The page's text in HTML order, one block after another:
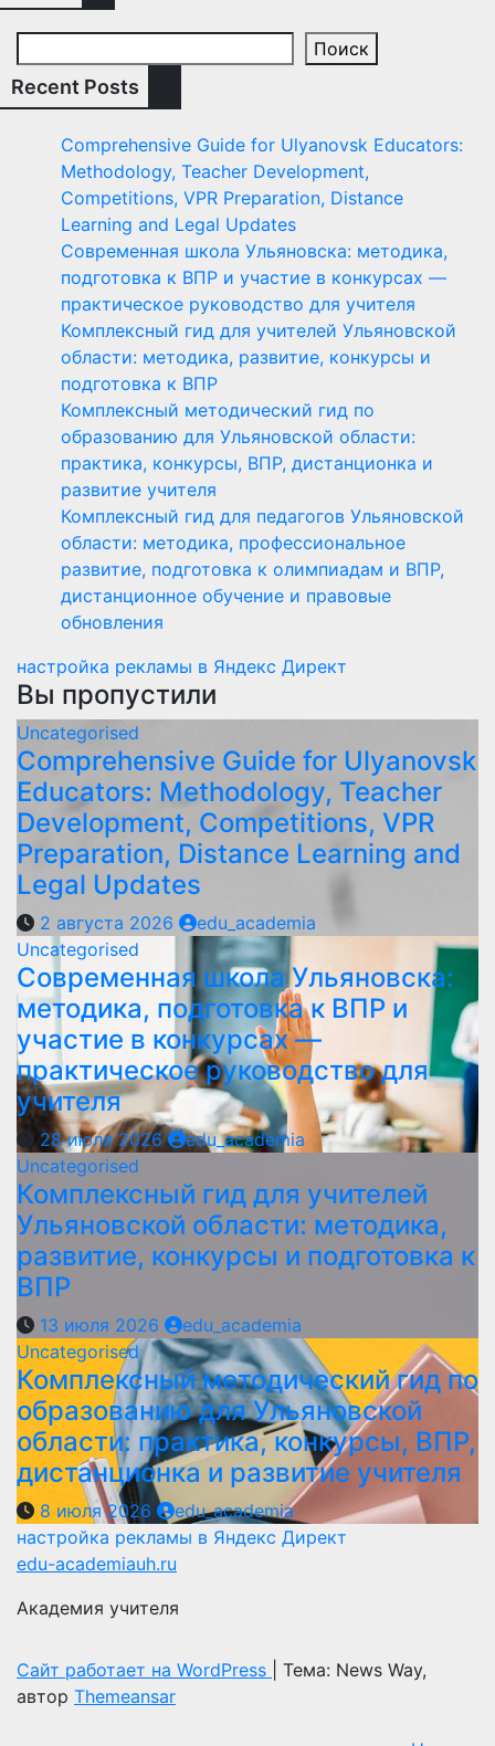
Поиск
Recent Posts
Comprehensive Guide for Ulyanovsk Educators:
Methodology, Teacher Development,
Competitions, VPR Preparation, Distance
Learning and Legal Updates
Современная школа Ульяновска: методика,
подготовка к ВПР и участие в конкурсах —
практическое руководство для учителя
Комплексный гид для учителей Ульяновской
области: методика, развитие, конкурсы и
подготовка к ВПР
Комплексный методический гид по
образованию для Ульяновской области:
практика, конкурсы, ВПР, дистанционка и
развитие учителя
Комплексный гид для педагогов Ульяновской
области: методика, профессиональное
развитие, подготовка к олимпиадам и ВПР,
дистанционное обучение и правовые
обновления
настройка рекламы в Яндекс Директ
Вы пропустили
Uncategorised
Comprehensive Guide for Ulyanovsk
Educators: Methodology, Teacher
Development, Competitions, VPR
Preparation, Distance Learning and
Legal Updates
2 августа 2026
edu_academia
Uncategorised
Современная школа Ульяновска:
методика, подготовка к ВПР и
участие в конкурсах —
практическое руководство для
учителя
28 июля 2026
edu_academia
Uncategorised
Комплексный гид для учителей
Ульяновской области: методика,
развитие, конкурсы и подготовка к
ВПР
13 июля 2026
edu_academia
Uncategorised
Комплексный методический гид по
образованию для Ульяновской
области: практика, конкурсы, ВПР,
дистанционка и развитие учителя
8 июля 2026
edu_academia
настройка рекламы в Яндекс Директ
edu-academiauh.ru
Академия учителя
Сайт работает на WordPress
Тема: News Way,
автор Themeansar